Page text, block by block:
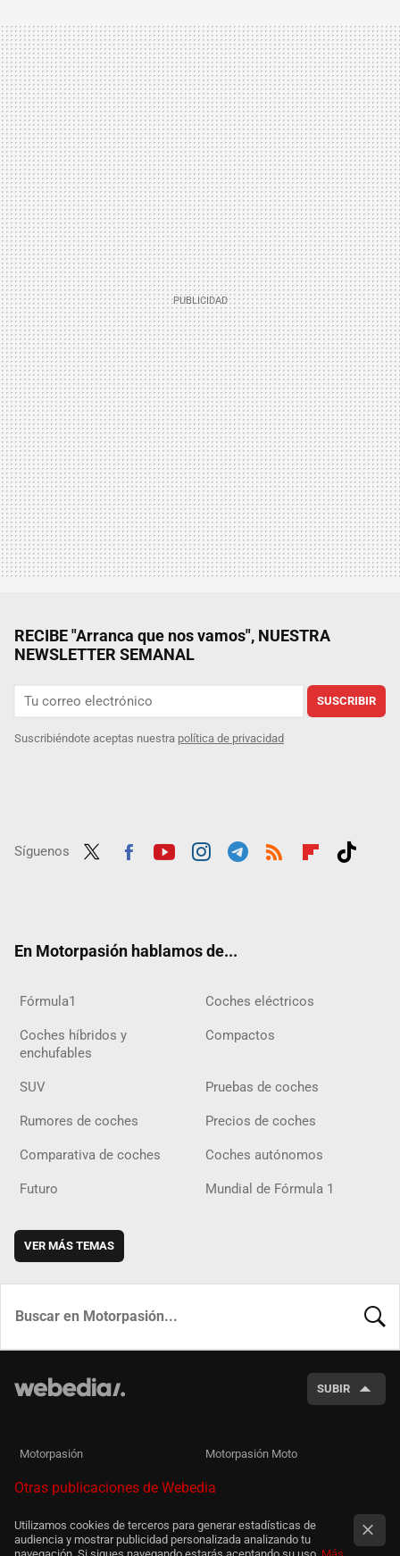
RECIBE "Arranca que nos vamos", NUESTRA
NEWSLETTER SEMANAL
SUSCRIBIR
Suscribiéndote aceptas nuestra política de privacidad
Síguenos
En Motorpasión hablamos de...
Fórmula1 Coches eléctricos
Coches híbridos y
enchufables
Compactos
SUV Pruebas de coches
Rumores de coches Precios de coches
Comparativa de coches Coches autónomos
Futuro Mundial de Fórmula 1
VER MÁS TEMAS
SUBIR
Motorpasión Motorpasión Moto
Otras publicaciones de Webedia
Utilizamos cookies de terceros para generar estadísticas de
audiencia y mostrar publicidad personalizada analizando tu